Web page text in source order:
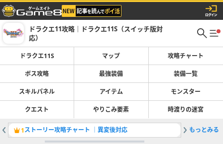
ドラクエ11攻略｜ドラクエ11S（スイッチ版対
応）
ドラクエ11S マップ 攻略チャート
ボス攻略 最強装備 装備一覧
スキルパネル アイテム モンスター
クエスト やりこみ要素 時渡りの迷宮
1ストーリー攻略チャート ｜異変後対応 2クリア
もっとみる